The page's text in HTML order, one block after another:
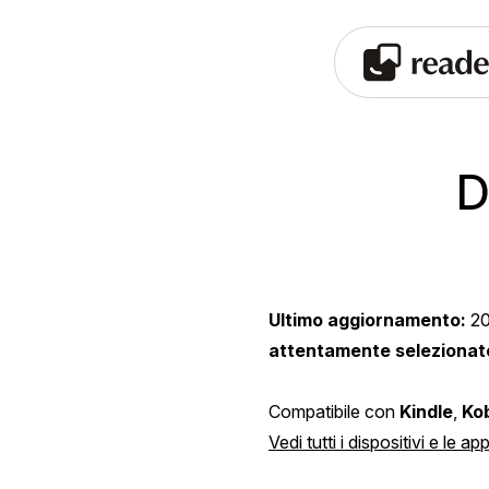
Ultimo aggiornamento:
attentamente
Compatibile con Kindle
Vedi tutti i dispositivi e le